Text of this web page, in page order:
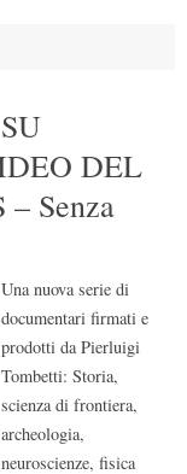
DEL
Senza
Una nuova serie di
documentari firmati e
prodotti da Pierluigi
Tombetti: Storia,
scienza di frontiera,
archeologia,
neuroscienze, fisica